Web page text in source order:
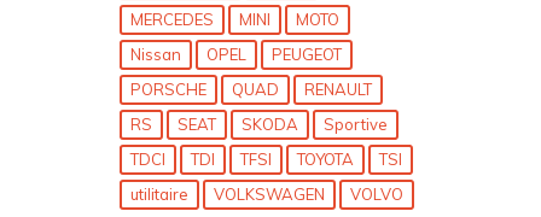
MERCEDES
MINI
MOTO
Nissan
OPEL
PEUGEOT
PORSCHE
QUAD
RENAULT
RS
SEAT SKODA
Sportive
TDCI
TDI TFSI TOYOTA
TSI
utilitaire
VOLKSWAGEN VOLVO